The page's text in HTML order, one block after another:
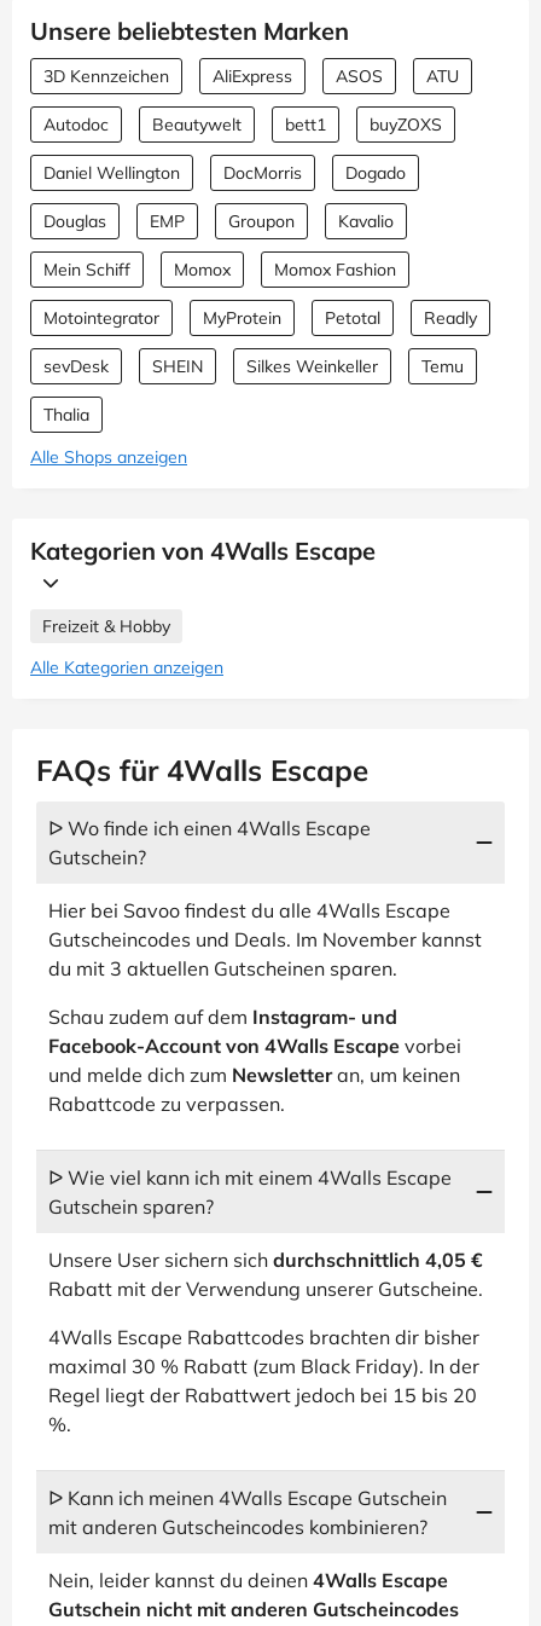
Unsere beliebtesten Marken
3D Kennzeichen AliExpress ASOS ATU
Autodoc Beautywelt bett1 buyZOXS
Daniel Wellington DocMorris Dogado
Douglas EMP Groupon Kavalio
Mein Schiff Momox Momox Fashion
Motointegrator MyProtein Petotal Readly
sevDesk SHEIN Silkes Weinkeller Temu
Thalia
Alle Shops anzeigen
Kategorien von 4Walls Escape
Freizeit & Hobby
Alle Kategorien anzeigen
FAQs für 4Walls Escape
ᐅ Wo finde ich einen 4Walls Escape
Gutschein?
Hier bei Savoo findest du alle 4Walls Escape
Gutscheincodes und Deals. Im November kannst
du mit 3 aktuellen Gutscheinen sparen.
Schau zudem auf dem Instagram- und
Facebook-Account von 4Walls Escape vorbei
und melde dich zum Newsletteran, um keinen
Rabattcode zu verpassen.
ᐅ Wie viel kann ich mit einem 4Walls Escape
Gutschein sparen?
Unsere User sichern sich durchschnittlich 4,05 €
Rabatt mit der Verwendung unserer Gutscheine.
4Walls Escape Rabattcodes brachten dir bisher
maximal 30 % Rabatt (zum Black Friday). In der
Regel liegt der Rabattwert jedoch bei 15 bis 20
%.
ᐅ Kann ich meinen 4Walls Escape Gutschein
mit anderen Gutscheincodes kombinieren?
Nein, leider kannst du deinen 4Walls Escape
Gutschein nicht mit anderen Gutscheincodes